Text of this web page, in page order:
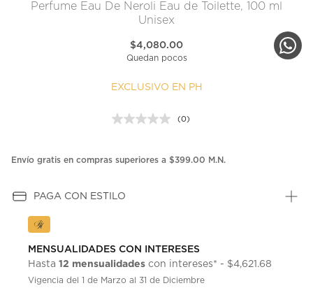
Perfume Eau De Neroli Eau de Toilette, 100 ml
Unisex
$4,080.00
Quedan pocos
EXCLUSIVO EN PH
Sin
en
(0)
Envío gratis en compras superiores a $399.00 M.N.
PAGA CON ESTILO
MENSUALIDADES CON INTERESES
Hasta 12 mensualidades con intereses* - $4,621.68
Vigencia del 1 de Marzo al 31 de Diciembre